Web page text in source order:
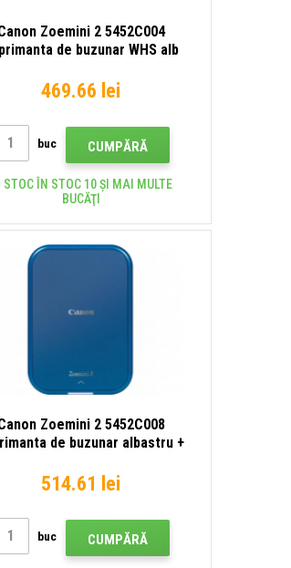
Zoemini 2 5452C004
de buzunar WHS alb
469.66 lei
buc CUMPĂRĂ
STOC ÎN STOC 10 ȘI MAI MULTE
BUCĂŢI
Zoemini 2 5452C008
de buzunar albastru +
514.61 lei
buc CUMPĂRĂ